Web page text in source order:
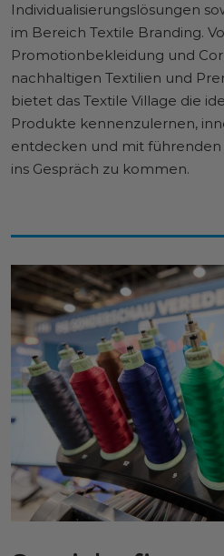
Individualisierungslösungen
im Bereich Textile Branding.
Promotionbekleidung und
nachhaltigen Textilien und
bietet das Textile Village die
Produkte kennenzulernen,
entdecken und mit
ins Gespräch zu kommen.